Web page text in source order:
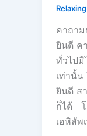
คาถา
ยินดี ค
ทั่วไปมิ
เท่านั้น
ยินดี ส
ก็ได้ โ
เอหิสั